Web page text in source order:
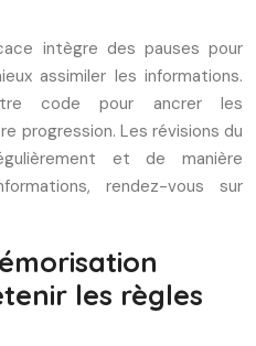
intègre des pauses pour
assimiler les informations.
code pour ancrer les
progression. Les révisions du
et de manière
rendez-vous sur
les règles